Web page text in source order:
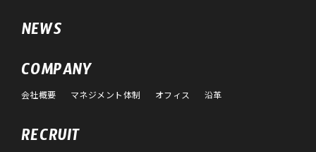
NEWS
COMPANY
会社概要 マネジメント体制 オフィス 沿革
RECRUIT